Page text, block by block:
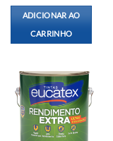
ADICIONAR AO
CARRINHO